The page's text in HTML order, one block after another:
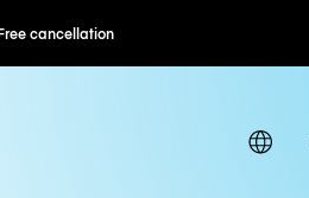
Hourly / Daily Rates